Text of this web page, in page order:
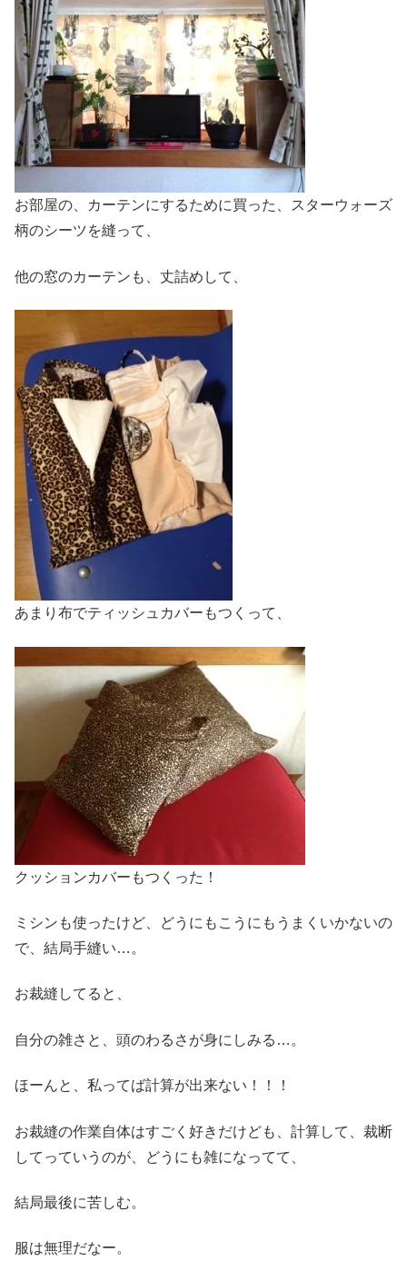
お部屋の、カーテンにするために買った、スターウォーズ
柄のシーツを縫って、
他の窓のカーテンも、丈詰めして、
あまり布でティッシュカバーもつくって、
クッションカバーもつくった！
ミシンも使ったけど、どうにもこうにもうまくいかないの
で、結局手縫い…。
お裁縫してると、
自分の雑さと、頭のわるさが身にしみる…。
ほーんと、私ってば計算が出来ない！！！
お裁縫の作業自体はすごく好きだけども、計算して、裁断
してっていうのが、どうにも雑になってて、
結局最後に苦しむ。
服は無理だなー。